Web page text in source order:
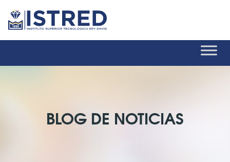
BLOG DE NOTICIAS